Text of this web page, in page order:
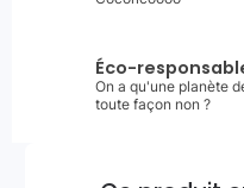
Éco-
On a qu'une planète
toute façon non ?